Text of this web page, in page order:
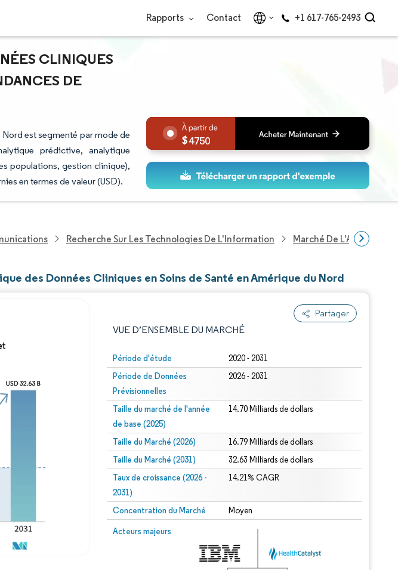
Rapports Contact +1 617-765-2493
CLINIQUES
DE
est segmenté par mode de
prédictive, analytique
populations, gestion clinique),
en termes de valeur (USD).
4750
Recherche Sur Les Technologies De L'Information Marché De L'Analytique
des Données Cliniques en Soins de Santé en Amérique du Nord
Partager
VUE D’ENSEMBLE DU MARCHÉ
Période d'étude 2020 - 2031
Période de Données
Prévisionnelles
2026 - 2031
Taille du marché de l'année
de base (2025)
14.70 Milliards de dollars
Taille du Marché (2026) 16.79 Milliards de dollars
Taille du Marché (2031) 32.63 Milliards de dollars
Taux de croissance (2026 -
2031)
14.21% CAGR
Concentration du Marché Moyen
Acteurs majeurs
Image © Mordor Intelligence. La réutilisation nécessite une attribution sous CC BY 4.0.
Intelligence. La réutilisation nécessite une attribution sous CC BY 4.0.